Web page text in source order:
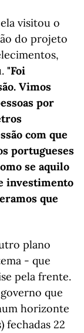
visitou o
do projeto
"Foi
Vimos
por
com que
portugueses
se aquilo
investimento
que
plano
- que
pela frente.
que
horizonte
fechadas 22